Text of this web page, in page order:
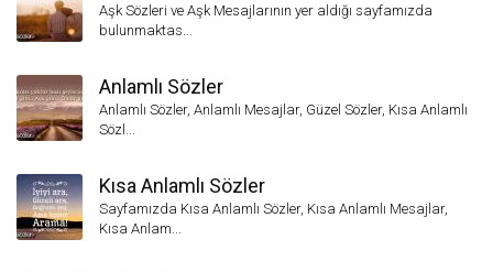
Aşk Sözleri ve Aşk Mesajlarının yer aldığı sayfamızda
bulunmaktas...
Anlamlı Sözler
Anlamlı Sözler, Anlamlı Mesajlar, Güzel Sözler, Kısa Anlamlı
Sözl...
Kısa Anlamlı Sözler
Sayfamızda Kısa Anlamlı Sözler, Kısa Anlamlı Mesajlar,
Kısa Anlam...